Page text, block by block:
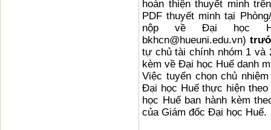
hoàn thiện thuyết minh
PDF thuyết minh tại
nộp về Đại học
bkhcn@hueuni.edu.vn)
tự chủ tài chính nhóm 1 và
kèm về Đại học Huế danh
Việc tuyển chọn chủ
Đại học Huế thực hiện
học Huế ban hành kèm
của Giám đốc Đại học Huế.